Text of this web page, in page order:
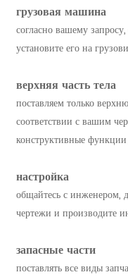
грузовая машина
согласно вашему
установите его на
верхняя часть тела
поставляем только
соответствии с вашим
конструктивные функции
настройка
общайтесь с инженером,
чертежи и производите
запасные части
поставлять все виды